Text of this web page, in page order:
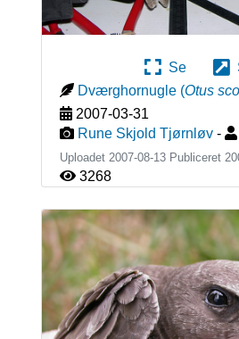
Se
Dværghornugle (Otus
2007-03-31
Rune Skjold Tjørnløv -
Uploadet 2007-08-13 Publiceret
3268